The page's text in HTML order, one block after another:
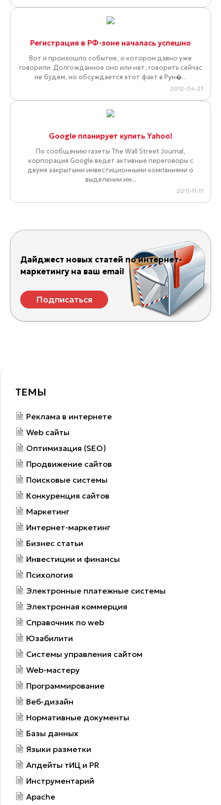
Регистрация в РФ-зоне началась успешно
Вот и произошло событие, о котором давно уже
говорили. Долгожданное оно или нет, говорить сейчас
не будем, но обсуждается этот факт в Рун�...
2012-04-21
Google планирует купить Yahoo!
По сообщению газеты The Wall Street Journal,
корпорация Google ведет активные переговоры с
двумя закрытыми инвестиционными компаниями о
выделении им...
2011-11-11
Дайджест новых статей по интернет-
маркетингу на ваш email
Подписаться
ТЕМЫ
Реклама в интернете
Web сайты
Оптимизация (SEO)
Продвижение сайтов
Поисковые системы
Конкуренция сайтов
Маркетинг
Интернет-маркетинг
Бизнес статьи
Инвестиции и финансы
Психология
Электронные платежные системы
Электронная коммерция
Справочник по web
Юзабилити
Системы управления сайтом
Web-мастеру
Программирование
Веб-дизайн
Нормативные документы
Базы данных
Языки разметки
Апдейты тИЦ и PR
Инструментарий
Apache